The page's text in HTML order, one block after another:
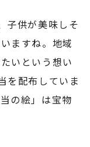
子供が美味しそ
ますね。地域
いという想い
を配布していま
の絵」は宝物